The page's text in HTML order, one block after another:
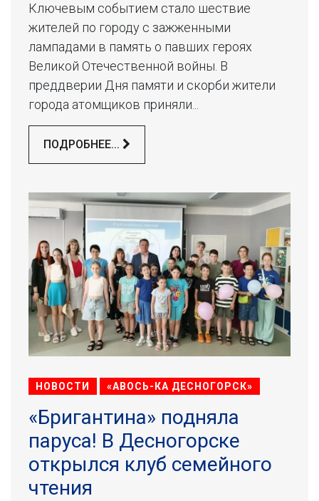
Ключевым событием стало шествие
жителей по городу с зажженными
лампадами в память о павших героях
Великой Отечественной войны. В
преддверии Дня памяти и скорби жители
города атомщиков приняли...
ПОДРОБНЕЕ...
НОВОСТИ «АВОСЬ-КА ДЕСНОГОРСК»
«Бригантина» подняла
паруса! В Десногорске
открылся клуб семейного
чтения